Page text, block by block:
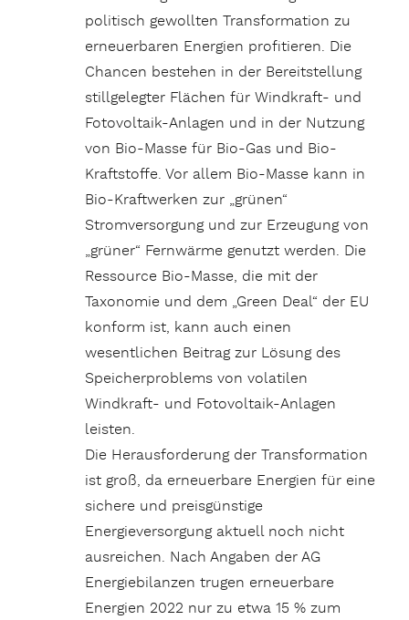
politisch gewollten Transformation zu
erneuerbaren Energien profitieren. Die
Chancen bestehen in der Bereitstellung
stillgelegter Flächen für Windkraft- und
Fotovoltaik-Anlagen und in der Nutzung
von Bio-Masse für Bio-Gas und Bio-
Kraftstoffe. Vor allem Bio-Masse kann in
Bio-Kraftwerken zur „grünen“
Stromversorgung und zur Erzeugung von
„grüner“ Fernwärme genutzt werden. Die
Ressource Bio-Masse, die mit der
Taxonomie und dem „Green Deal“ der EU
konform ist, kann auch einen
wesentlichen Beitrag zur Lösung des
Speicherproblems von volatilen
Windkraft- und Fotovoltaik-Anlagen
leisten.
Die Herausforderung der Transformation
ist groß, da erneuerbare Energien für eine
sichere und preisgünstige
Energieversorgung aktuell noch nicht
ausreichen. Nach Angaben der AG
Energiebilanzen trugen erneuerbare
Energien 2022 nur zu etwa 15 % zum